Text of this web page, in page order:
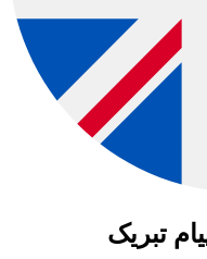
تبریک